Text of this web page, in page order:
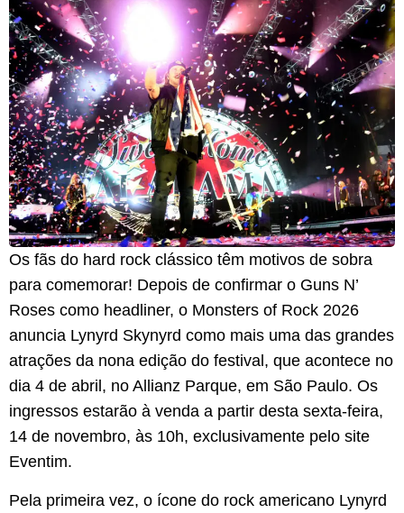
Os fãs do hard rock clássico têm motivos de sobra
para comemorar! Depois de confirmar o Guns N’
Roses como headliner, o Monsters of Rock 2026
anuncia Lynyrd Skynyrd como mais uma das grandes
atrações da nona edição do festival, que acontece no
dia 4 de abril, no Allianz Parque, em São Paulo. Os
ingressos estarão à venda a partir desta sexta-feira,
14 de novembro, às 10h, exclusivamente pelo site
Eventim.
Pela primeira vez, o ícone do rock americano Lynyrd